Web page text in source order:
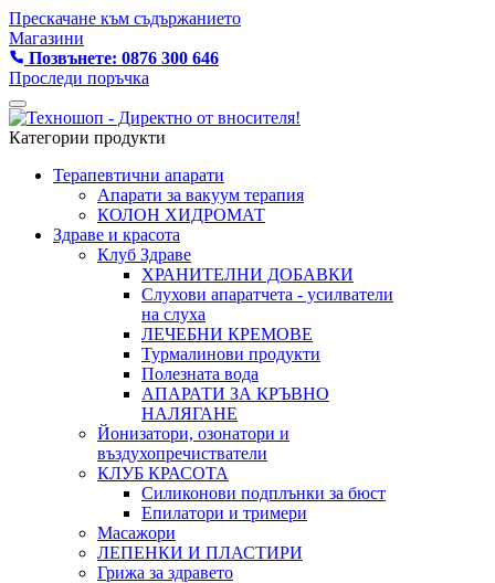
Прескачане към съдържанието
Магазини
Позвънете: 0876 300 646
Проследи поръчка
Категории продукти
Терапевтични апарати
Апарати за вакуум терапия
КОЛОН ХИДРОМАТ
Здраве и красота
Клуб Здраве
ХРАНИТЕЛНИ ДОБАВКИ
Слухови апаратчета - усилватели
на слуха
ЛЕЧЕБНИ КРЕМОВЕ
Турмалинови продукти
Полезната вода
АПАРАТИ ЗА КРЪВНО
НАЛЯГАНЕ
Йонизатори, озонатори и
въздухопречистватели
КЛУБ КРАСОТА
Силиконови подплънки за бюст
Епилатори и тримери
Масажори
ЛЕПЕНКИ И ПЛАСТИРИ
Грижа за здравето